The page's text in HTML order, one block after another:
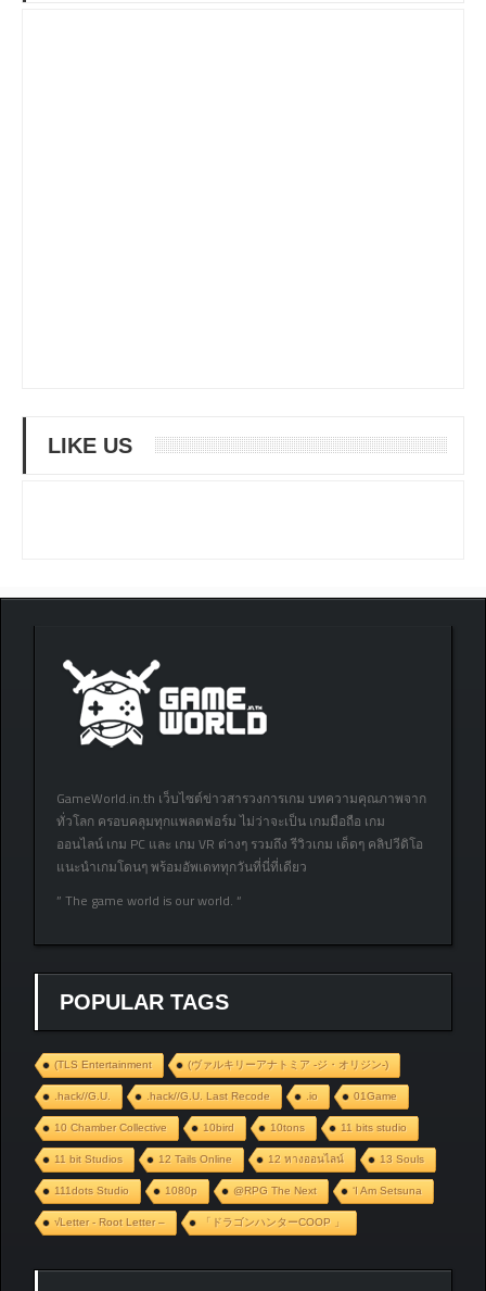
LIKE US
GameWorld.in.th เว็บไซต์ข่าวสารวงการเกม บทความคุณภาพจาก
ทั่วโลก ครอบคลุมทุกแพลตฟอร์ม ไม่ว่าจะเป็น เกมมือถือ เกม
ออนไลน์ เกม PC และ เกม VR ต่างๆ รวมถึง รีวิวเกม เด็ดๆ คลิปวีดิโอ
แนะนำเกมโดนๆ พร้อมอัพเดททุกวันที่นี่ที่เดียว
” The game world is our world. “
POPULAR TAGS
(TLS Entertainment (ヴァルキリーアナトミア ‐ジ・オリジン‐)
.hack//G.U. .hack//G.U. Last Recode .io 01Game
10 Chamber Collective 10bird 10tons 11 bits studio
11 bit Studios 12 Tails Online 12 หางออนไลน์ 13 Souls
111dots Studio 1080p @RPG The Next ‘I Am Setsuna
√Letter - Root Letter – 「ドラゴンハンターCOOP 」